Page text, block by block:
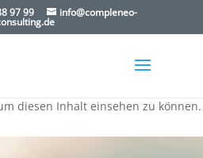
97 99 info@compleneo-
diesen Inhalt einsehen zu können.